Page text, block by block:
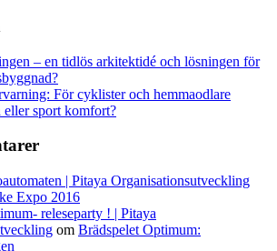
– en tidlös arkitektidé och lösningen för
För cyklister och hemmaodlare
eller sport komfort?
| Pitaya Organisationsutveckling
Expo 2016
releseparty ! | Pitaya
om Brädspelet Optimum: